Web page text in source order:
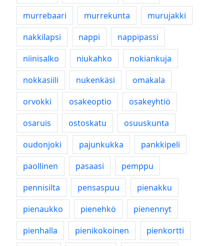
murrebaari
murrekunta
murujakki
nakkilapsi
nappi
nappipassi
niinisalko
niukahko
nokiankuja
nokkasiili
nukenkäsi
omakala
orvokki
osakeoptio
osakeyhtiö
osaruis
ostoskatu
osuuskunta
oudonjoki
pajunkukka
pankkipeli
paollinen
pasaasi
pemppu
pennisilta
pensaspuu
pienakku
pienaukko
pienehkö
pienennyt
pienhalla
pienikokoinen
pienkortti